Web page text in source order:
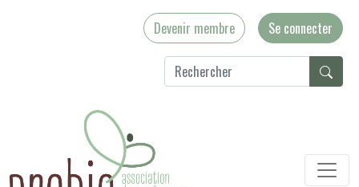
Devenir membre Se connecter